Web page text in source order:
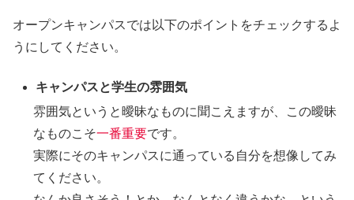
オープンキャンパスでは以下のポイントをチェックするよ
うにしてください。
キャンパスと学生の雰囲気
雰囲気というと曖昧なものに聞こえますが、この曖昧
なものこそ一番重要です。
実際にそのキャンパスに通っている自分を想像してみ
てください。